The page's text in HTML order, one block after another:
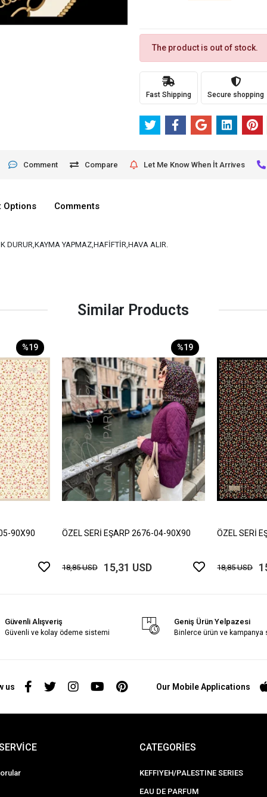
The product is out of stock.
Fast Shipping Secure shopping
Comment Compare Let Me Know When İt Arrives
Options Comments
DURUR,KAYMA YAPMAZ,HAFİFTİR,HAVA ALIR.
Similar Products
%19
90X90
%19
ÖZEL SERİ EŞARP 2676-04-90X90
18,85 USD 15,31 USD
ÖZEL SERİ
18,85 USD
Güvenli Alışveriş
Güvenli ve kolay ödeme sistemi
Geniş Ürün Yelpazesi
Binlerce ürün ve kampanya
us Our Mobile Applications
CATEGORİES
KEFFIYEH/PALESTINE SERIES
EAU DE PARFUM